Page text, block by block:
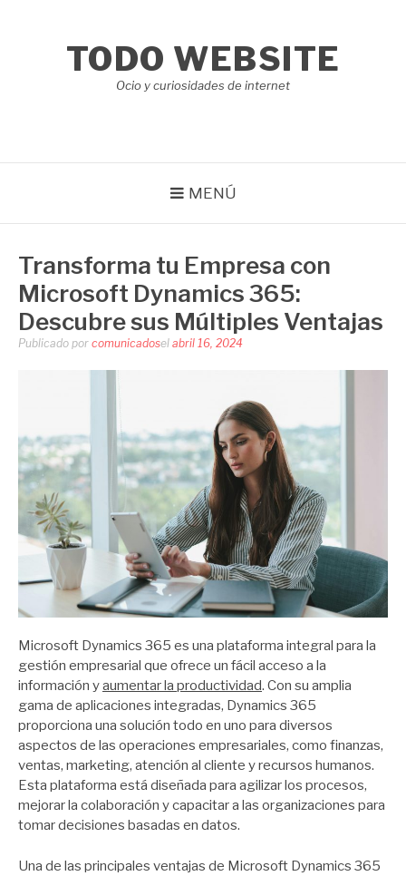
TODO WEBSITE
Ocio y curiosidades de internet
MENÚ
Transforma tu Empresa con
Microsoft Dynamics 365:
Descubre sus Múltiples Ventajas
Publicado por comunicadosel abril 16, 2024
Microsoft Dynamics 365 es una plataforma integral para la
gestión empresarial que ofrece un fácil acceso a la
información yaumentar la productividad. Con su amplia
gama de aplicaciones integradas, Dynamics 365
proporciona una solución todo en uno para diversos
aspectos de las operaciones empresariales, como finanzas,
ventas, marketing, atención al cliente y recursos humanos.
Esta plataforma está diseñada para agilizar los procesos,
mejorar la colaboración y capacitar a las organizaciones para
tomar decisiones basadas en datos.
Una de las principales ventajas de Microsoft Dynamics 365